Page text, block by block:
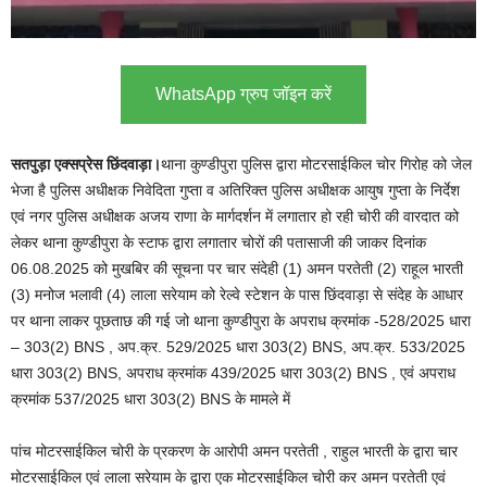
WhatsApp ग्रुप जॉइन करें
सतपुड़ा एक्सप्रेस छिंदवाड़ा।थाना कुण्डीपुरा पुलिस द्वारा मोटरसाईकिल चोर गिरोह को जेल
भेजा है पुलिस अधीक्षक निवेदिता गुप्ता व अतिरिक्त पुलिस अधीक्षक आयुष गुप्ता के निर्देश
एवं नगर पुलिस अधीक्षक अजय राणा के मार्गदर्शन में लगातार हो रही चोरी की वारदात को
लेकर थाना कुण्डीपुरा के स्टाफ द्वारा लगातार चोरों की पतासाजी की जाकर दिनांक
06.08.2025 को मुखबिर की सूचना पर चार संदेही (1) अमन परतेती (2) राहूल भारती
(3) मनोज भलावी (4) लाला सरेयाम को रेल्वे स्टेशन के पास छिंदवाड़ा से संदेह के आधार
पर थाना लाकर पूछताछ की गई जो थाना कुण्डीपुरा के अपराध क्रमांक -528/2025 धारा
– 303(2) BNS , अप.क्र. 529/2025 धारा 303(2) BNS, अप.क्र. 533/2025
धारा 303(2) BNS, अपराध क्रमांक 439/2025 धारा 303(2) BNS , एवं अपराध
क्रमांक 537/2025 धारा 303(2) BNS के मामले में
पांच मोटरसाईकिल चोरी के प्रकरण के आरोपी अमन परतेती , राहुल भारती के द्वारा चार
मोटरसाईकिल एवं लाला सरेयाम के द्वारा एक मोटरसाईकिल चोरी कर अमन परतेती एवं